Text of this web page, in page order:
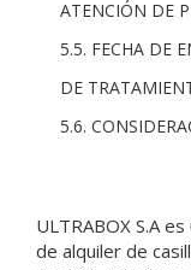
ATENCIÓN DE
5.5. FECHA DE
DE
5.6.
ULTRABOX S.A
de alquiler de